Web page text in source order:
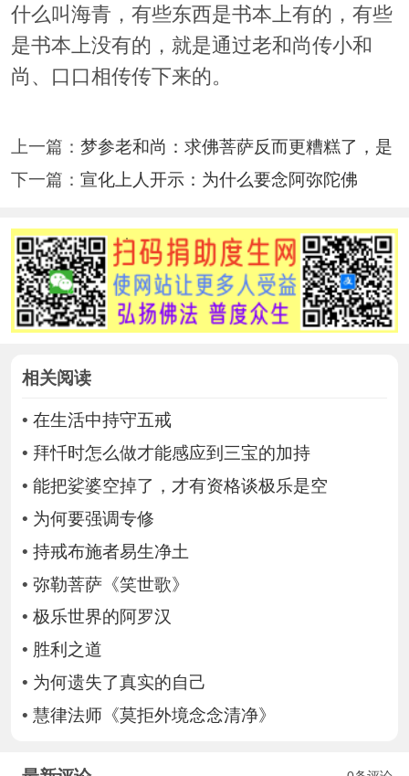
什么叫海青，有些东西是书本上有的，有些
是书本上没有的，就是通过老和尚传小和
尚、口口相传传下来的。
上一篇： 梦参老和尚：求佛菩萨反而更糟糕了，是
下一篇： 宣化上人开示：为什么要念阿弥陀佛
相关阅读
• 在生活中持守五戒
• 拜忏时怎么做才能感应到三宝的加持
• 能把娑婆空掉了，才有资格谈极乐是空
• 为何要强调专修
• 持戒布施者易生净土
• 弥勒菩萨《笑世歌》
• 极乐世界的阿罗汉
• 胜利之道
• 为何遗失了真实的自己
• 慧律法师《莫拒外境念念清净》